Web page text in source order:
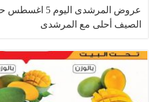
الصيف أحلى مع المرشدى